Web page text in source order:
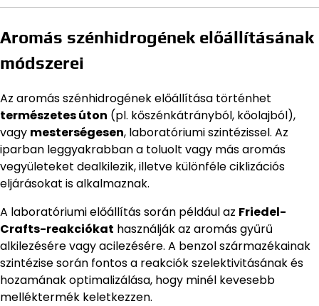
Aromás szénhidrogének előállításának
módszerei
Az aromás szénhidrogének előállítása történhet
természetes úton (pl. kőszénkátrányból, kőolajból),
vagy mesterségesen, laboratóriumi szintézissel. Az
iparban leggyakrabban a toluolt vagy más aromás
vegyületeket dealkilezik, illetve különféle ciklizációs
eljárásokat is alkalmaznak.
A laboratóriumi előállítás során például az Friedel-
Crafts-reakciókat használják az aromás gyűrű
alkilezésére vagy acilezésére. A benzol származékainak
szintézise során fontos a reakciók szelektivitásának és
hozamának optimalizálása, hogy minél kevesebb
melléktermék keletkezzen.